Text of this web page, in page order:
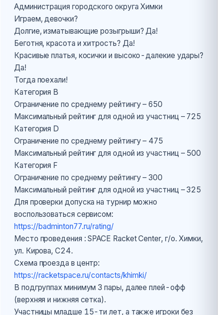
Администрация городского округа Химки
Играем, девочки?
Долгие, изматывающие розыгрыши? Да!
Беготня, красота и хитрость? Да!
Красивые платья, косички и высоко-далекие удары?
Да!
Тогда поехали!
Категория B
Ограничение по среднему рейтингу – 650
Максимальный рейтинг для одной из участниц – 725
Категория D
Ограничение по среднему рейтингу – 475
Максимальный рейтинг для одной из участниц – 500
Категория F
Ограничение по среднему рейтингу – 300
Максимальный рейтинг для одной из участниц – 325
Для проверки допуска на турнир можно
воспользоваться сервисом:
https://badminton77.ru/rating/
Место проведения : SPACE Racket Center, г/о. Химки,
ул. Кирова, С24.
Схема проезда в центр:
https://racketspace.ru/contacts/khimki/
В подгруппах минимум 3 пары, далее плей-офф
(верхняя и нижняя сетка).
Участницы младше 15-ти лет, а также игроки без